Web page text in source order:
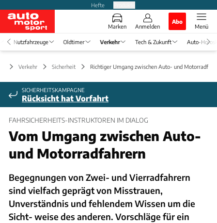
Hefte
Marken Anmelden
Abo
Menü
Nutzfahrzeuge Oldtimer Verkehr Tech & Zukunft Auto-
Verkehr Sicherheit Richtiger Umgang zwischen Auto- und
SICHERHEITSKAMPAGNE
Rücksicht hat Vorfahrt
FAHRSICHERHEITS-INSTRUKTOREN IM DIALOG
Vom Umgang zwischen Auto-
und Motorradfahrern
Begegnungen von Zwei- und Vierradfahrern
sind vielfach geprägt von Misstrauen,
Unverständnis und fehlendem Wissen um die
Sicht- weise des anderen. Vorschläge für ein